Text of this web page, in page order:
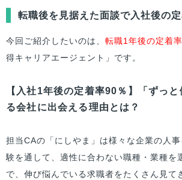
転職後を見据えた面談で入社後の定
今回ご紹介したいのは、 転職1年後の定着
得キャリアエージェント」です。
【入社1年後の定着率90％】「ずっと
る会社に出会える理由とは？
担当CAの「にしやま」は様々な企業の人
験を通して、適性に合わない職種・業種を
で、伸び悩んでいる求職者をたくさん見て